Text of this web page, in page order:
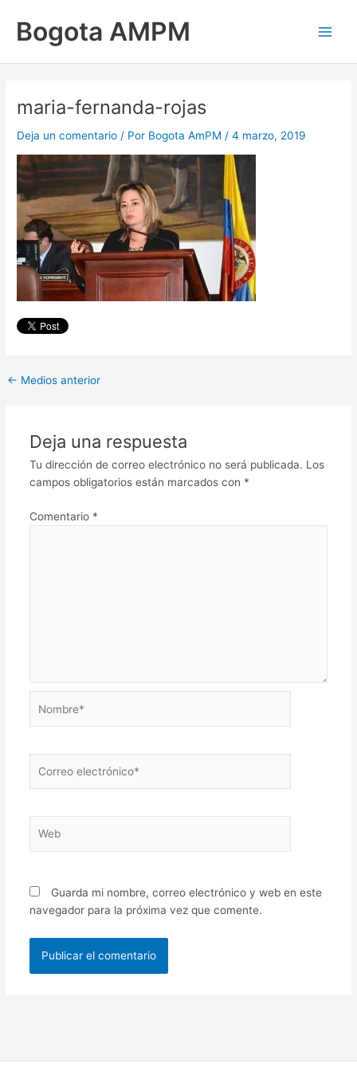
contenido
Bogota AMPM
maria-fernanda-rojas
Deja un comentario / Por Bogota AmPM /4 marzo, 2019
← Medios anterior
Deja una respuesta
Tu dirección de correo electrónico no será publicada. Los
campos obligatorios están marcados con *
Comentario *
electrónico*
Guarda mi nombre, correo electrónico y web en este
navegador para la próxima vez que comente.